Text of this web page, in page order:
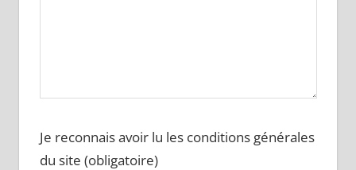
Je reconnais avoir lu les conditions générales
du site (obligatoire)